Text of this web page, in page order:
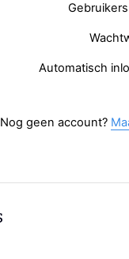
Automatisch
Nog geen account?